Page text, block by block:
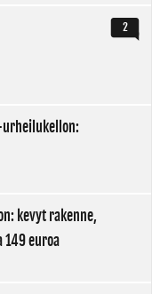
2
kevyt rakenne,
149 euroa